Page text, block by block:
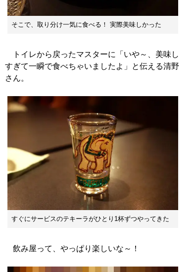
そこで、取り分け一気に食べる！ 実際美味しかった
トイレから戻ったマスターに「いや～、美味し
すぎて一瞬で食べちゃいましたよ」と伝える清野
さん。
すぐにサービスのテキーラがひとり1杯ずつやってきた
飲み屋って、やっぱり楽しいな～！